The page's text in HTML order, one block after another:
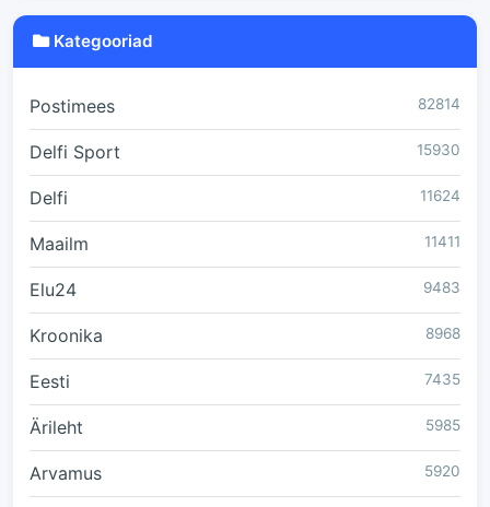
Kategooriad
Postimees 82814
Delfi Sport 15930
Delfi 11624
Maailm 11411
Elu24 9483
Kroonika 8968
Eesti 7435
Ärileht 5985
Arvamus 5920